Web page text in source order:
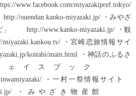
miyazakipref.tokyo/
ouendan.kanko-miyazaki.jp/ ・みやざ
」 http://www.kanko-miyazaki.jp/ ・観
・宮崎恋旅情報サイ
koitabi/main.html ・神話のふるさ
フェイスブック
・一村一祭情報サイト
・みやざき物産館